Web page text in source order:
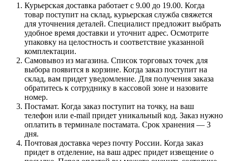
Курьерская доставка работает с 9.00 до 19.00. Когда
товар поступит на склад, курьерская служба свяжется
для уточнения деталей. Специалист предложит выбрать
удобное время доставки и уточнит адрес. Осмотрите
упаковку на целостность и соответствие указанной
комплектации.
Самовывоз из магазина. Список торговых точек для
выбора появится в корзине. Когда заказ поступит на
склад, вам придет уведомление. Для получения заказа
обратитесь к сотруднику в кассовой зоне и назовите
номер.
Постамат. Когда заказ поступит на точку, на ваш
телефон или e-mail придет уникальный код. Заказ нужно
оплатить в терминале постамата. Срок хранения — 3
дня.
Почтовая доставка через почту России. Когда заказ
придет в отделение, на ваш адрес придет извещение о